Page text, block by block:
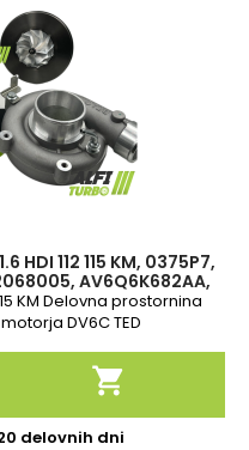
HDI 112 115 KM, 0375P7,
AV6Q6K682AA,
1, 824060-5
KM Delovna prostornina
DV6C TED

delovnih dni